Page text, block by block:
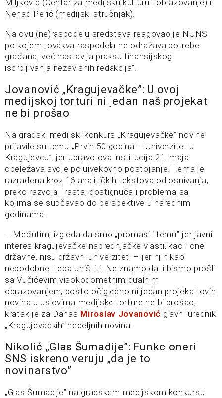
Miljković (Centar za medijsku kulturu i obrazovanje) i
Nenad Perić (medijski stručnjak).
Na ovu (ne)raspodelu sredstava reagovao je NUNS
po kojem „ovakva raspodela ne odražava potrebe
građana, već nastavlja praksu finansijskog
iscrpljivanja nezavisnih redakcija”.
Jovanović „Kragujevačke”: U ovoj
medijskoj torturi ni jedan naš projekat
ne bi prošao
Na gradski medijski konkurs „Kragujevačke” novine
prijavile su temu „Prvih 50 godina – Univerzitet u
Kragujevcu”, jer upravo ova institucija 21. maja
obeležava svoje poluivekovno postojanje. Tema je
razrađena kroz 16 analitičkih tekstova od osnivanja,
preko razvoja i rasta, dostignuča i problema sa
kojima se suočavao do perspektive u narednim
godinama.
– Međutim, izgleda da smo „promašili temu” jer javni
interes kragujevačke naprednjačke vlasti, kao i one
državne, nisu državni univerziteti – jer njih kao
nepodobne treba uništiti. Ne znamo da li bismo prošli
sa Vučićevim visokodometnim dualnim
obrazovanjem, pošto očigledno ni jedan projekat ovih
novina u uslovima medijske torture ne bi prošao,
kratak je za Danas Miroslav Jovanović glavni urednik
„Kragujevačkih” nedeljnih novina.
Nikolić „Glas Šumadije”: Funkcioneri
SNS iskreno veruju „da je to
novinarstvo”
„Glas Šumadije” na gradskom medijskom konkursu